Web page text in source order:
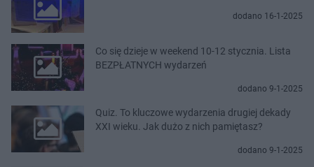
dodano 16-1-2025
Co się dzieje w weekend 10-12 stycznia. Lista
BEZPŁATNYCH wydarzeń
dodano 9-1-2025
Quiz. To kluczowe wydarzenia drugiej dekady
XXI wieku. Jak dużo z nich pamiętasz?
dodano 9-1-2025